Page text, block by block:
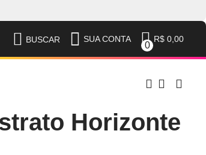
BUSCAR SUA CONTA
0
R$ 0,00
Horizonte